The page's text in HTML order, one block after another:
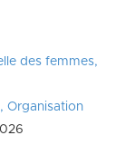
des femmes,
Organisation